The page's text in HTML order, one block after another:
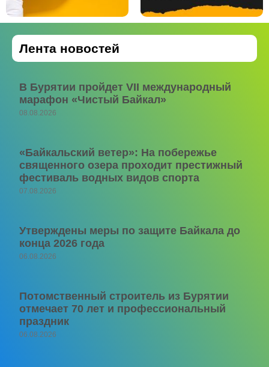
Лента новостей
В Бурятии пройдет VII международный
марафон «Чистый Байкал»
08.08.2026
«Байкальский ветер»: На побережье
священного озера проходит престижный
фестиваль водных видов спорта
07.08.2026
Утверждены меры по защите Байкала до
конца 2026 года
06.08.2026
Потомственный строитель из Бурятии
отмечает 70 лет и профессиональный
праздник
06.08.2026